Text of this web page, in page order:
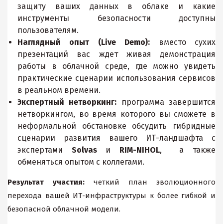
защиту ваших данных в облаке и какие
инструменты безопасности доступны
пользователям.
Наглядный опыт (Live Demo): вместо сухих
презентаций вас ждет живая демонстрация
работы в облачной среде, где можно увидеть
практические сценарии использования сервисов
в реальном времени.
Экспертный нетворкинг: программа завершится
нетворкингом, во время которого вы сможете в
неформальной обстановке обсудить гибридные
сценарии развития вашего ИТ-ландшафта с
экспертами Solvasи RIM-NIHOL, а также
обменяться опытом с коллегами.
Результат участия: четкий план эволюционного
перехода вашей ИТ-инфраструктуры к более гибкой и
безопасной облачной модели.